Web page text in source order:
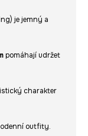
je jemný a
pomáhají udržet
charakter
outfity.